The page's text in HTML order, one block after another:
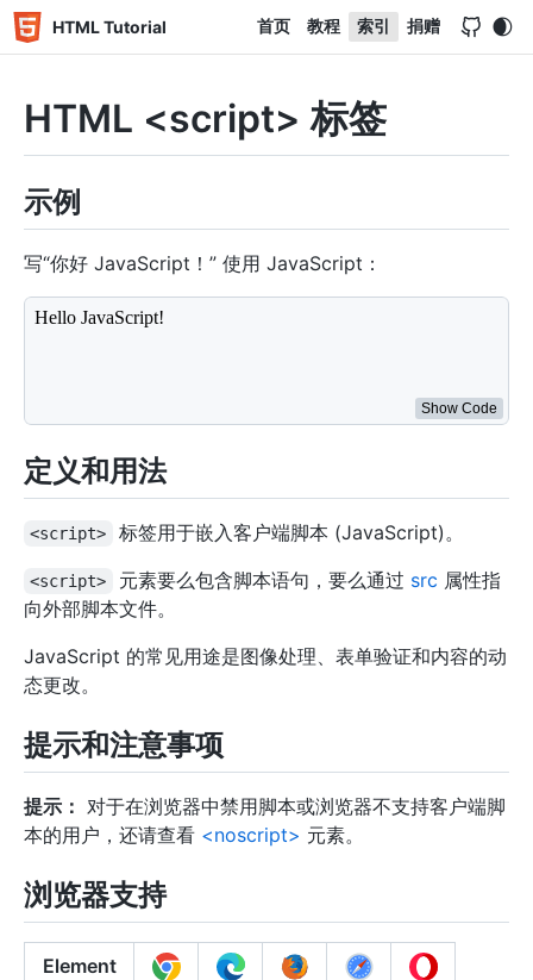
HTML Tutorial 首页 教程 索引 捐赠
HTML <script> 标签
示例
写“你好 JavaScript！” 使用 JavaScript：
<div id="demo
Show Code
定义和用法
<script> 标签用于嵌入客户端脚本 (JavaScript)。
<script> 元素要么包含脚本语句，要么通过 src 属性指
向外部脚本文件。
JavaScript 的常见用途是图像处理、表单验证和内容的动
态更改。
提示和注意事项
提示： 对于在浏览器中禁用脚本或浏览器不支持客户端脚
本的用户，还请查看 <noscript> 元素。
浏览器支持
Element